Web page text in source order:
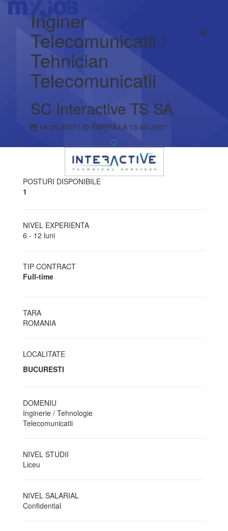
Inginer
Telecomunicatii /
Tehnician
Telecomunicatii
SC Interactive TS SA
14-05-2007 | EXPIRA LA 13-06-2007
POSTURI DISPONIBILE
1
NIVEL EXPERIENTA
6 - 12 luni
TIP CONTRACT
Full-time
TARA
ROMANIA
LOCALITATE
BUCURESTI
DOMENIU
Inginerie / Tehnologie
Telecomunicatii
NIVEL STUDII
Liceu
NIVEL SALARIAL
Confidential